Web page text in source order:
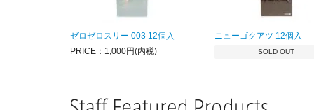
ゼロゼロスリー 003 12個入
PRICE：1,000円(内税)
ニューゴクアツ 12個入
SOLD OUT